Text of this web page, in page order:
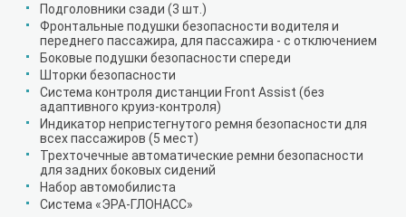
Подголовники сзади (3 шт.)
Фронтальные подушки безопасности водителя и
переднего пассажира, для пассажира - с отключением
Боковые подушки безопасности спереди
Шторки безопасности
Система контроля дистанции Front Assist (без
адаптивного круиз-контроля)
Индикатор непристегнутого ремня безопасности для
всех пассажиров (5 мест)
Трехточечные автоматические ремни безопасности
для задних боковых сидений
Набор автомобилиста
Система «ЭРА-ГЛОНАСС»